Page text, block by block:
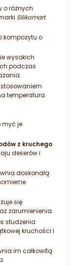
o różnych
Silikomart
kompozytu o
wysokich
podczas
temperatura
myć je
z kruchego
deserów i
doskonałą
się
zarumienienia.
studzenia
kruchości i
im całkowitą